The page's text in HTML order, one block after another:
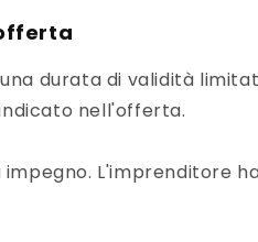
durata di validità
nell'offerta.
impegno. L'imprenditore